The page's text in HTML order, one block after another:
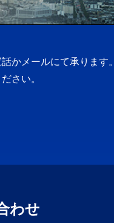
かメールにて承ります。
さい。
わせ